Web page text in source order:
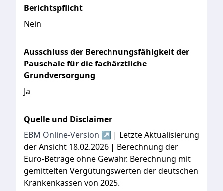
Berichtspflicht
Nein
Ausschluss der Berechnungsfähigkeit der
Pauschale für die fachärztliche
Grundversorgung
Ja
Quelle und Disclaimer
EBM Online-Version ↗ | Letzte Aktualisierung
der Ansicht 18.02.2026 | Berechnung der
Euro-Beträge ohne Gewähr. Berechnung mit
gemittelten Vergütungswerten der deutschen
Krankenkassen von 2025.